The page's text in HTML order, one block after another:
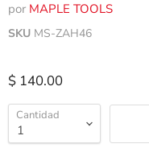
por MAPLE TOOLS
SKU MS-ZAH46
$ 140.00
Cantidad